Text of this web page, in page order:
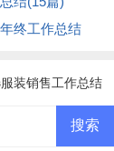
终工作总结
装销售工作总结